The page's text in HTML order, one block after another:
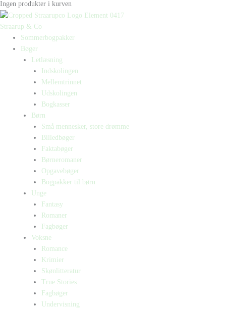
Ingen produkter i kurven
Straarup & Co
Sommerbogpakker
Bøger
Letlæsning
Indskolingen
Mellemtrinnet
Udskolingen
Bogkasser
Børn
Små mennesker, store drømme
Billedbøger
Faktabøger
Børneromaner
Opgavebøger
Bogpakker til børn
Unge
Fantasy
Romaner
Fagbøger
Voksne
Romance
Krimier
Skønlitteratur
True Stories
Fagbøger
Undervisning